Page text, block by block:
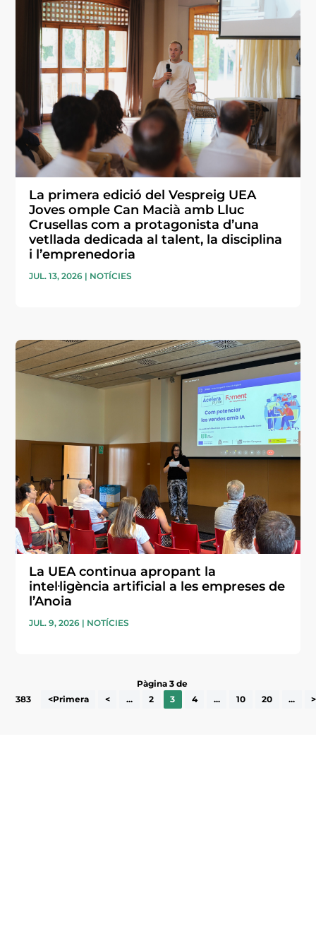
La primera edició del Vespreig UEA
Joves omple Can Macià amb Lluc
Crusellas com a protagonista d’una
vetllada dedicada al talent, la disciplina
i l’emprenedoria
JUL. 13, 2026 | NOTÍCIES
La UEA continua apropant la
intel·ligència artificial a les empreses de
l’Anoia
JUL. 9, 2026 | NOTÍCIES
Pàgina 3 de
383
<Primera < ... 2 3 4 ... 10 20 ... >